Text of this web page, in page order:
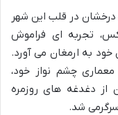
در قلب این شهر
تجربه ای فراموش
خود به ارمغان می آورد.
چشم نواز خود،
دغدغه های روزمره
شد.